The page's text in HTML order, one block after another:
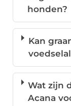
honden?
Kan
Wat zijn
Acana